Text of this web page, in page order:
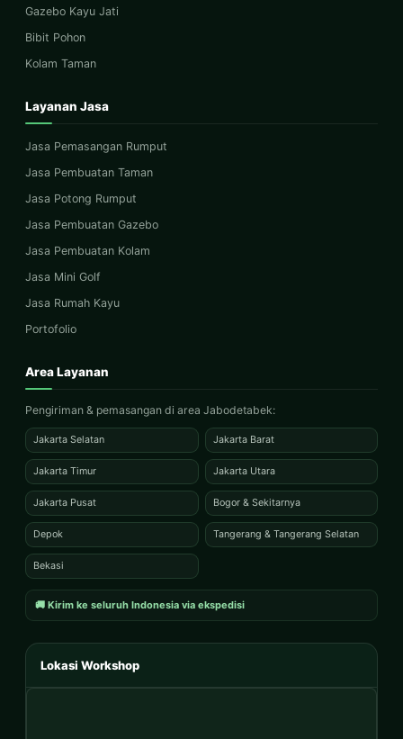
Gazebo Kayu Jati
Bibit Pohon
Kolam Taman
Layanan Jasa
Jasa Pemasangan Rumput
Jasa Pembuatan Taman
Jasa Potong Rumput
Jasa Pembuatan Gazebo
Jasa Pembuatan Kolam
Jasa Mini Golf
Jasa Rumah Kayu
Portofolio
Area Layanan
Pengiriman & pemasangan di area Jabodetabek:
Jakarta Selatan Jakarta Barat
Jakarta Timur Jakarta Utara
Jakarta Pusat Bogor & Sekitarnya
Depok Tangerang & Tangerang Selatan
Bekasi
🚚 Kirim ke seluruh Indonesia via ekspedisi
Lokasi Workshop